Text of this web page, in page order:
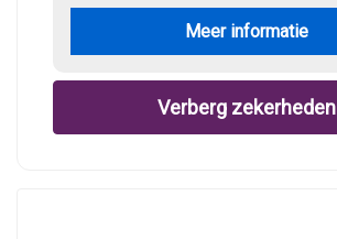
Meer informatie
Verberg zekerheden